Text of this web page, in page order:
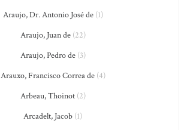
Araujo, Dr. Antonio José de(1)
Araujo, Juan de(22)
Araujo, Pedro de(3)
Arauxo, Francisco Correa de(4)
Arbeau, Thoinot(2)
Arcadelt, Jacob (1)